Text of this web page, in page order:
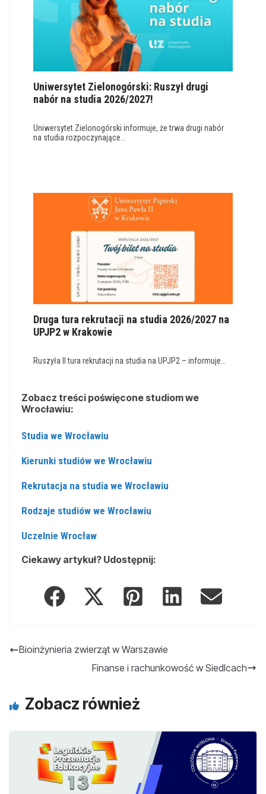
Uniwersytet Zielonogórski: Ruszył drugi
nabór na studia 2026/2027!
Uniwersytet Zielonogórski informuje, że trwa drugi nabór
na studia rozpoczynające…
Druga tura rekrutacji na studia 2026/2027 na
UPJP2 w Krakowie
Ruszyła II tura rekrutacji na studia na UPJP2 – informuje…
Zobacz treści poświęcone studiom we
Wrocławiu:
Studia we Wrocławiu
Kierunki studiów we Wrocławiu
Rekrutacja na studia we Wrocławiu
Rodzaje studiów we Wrocławiu
Uczelnie Wrocław
Ciekawy artykuł? Udostępnij:
Bioinżynieria zwierząt w Warszawie
Finanse i rachunkowość w Siedlcach
Zobacz również